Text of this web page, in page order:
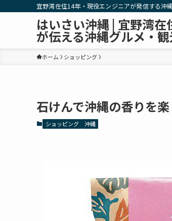
宜野湾在住14年・現役エンジニアが発信する沖
はいさい沖縄 | 宜野湾在
が伝える沖縄グルメ・
ホーム ショッピング
石けんで沖縄の香りを
ショッピング 沖縄